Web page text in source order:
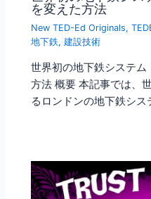
を変えた方法
New TED-Ed Originals,
地下鉄,建設技術
世界初の地下鉄システム
方法 概要 本記事では、
るロンドンの地下鉄シス